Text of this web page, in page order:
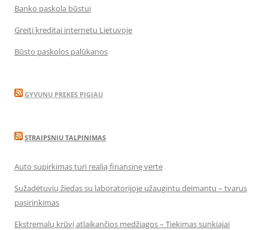
Banko paskola būstui
Greiti kreditai internetu Lietuvoje
Būsto paskolos palūkanos
GYVUNU PREKES PIGIAU
STRAIPSNIU TALPINIMAS
Auto supirkimas turi realią finansinę vertę
Sužadėtuvių žiedas su laboratorijoje užaugintu deimantu – tvarus
pasirinkimas
Ekstremalų krūvį atlaikančios medžiagos – Tiekimas sunkiajai